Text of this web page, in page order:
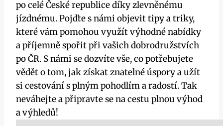
po celé České republice díky zlevněnému
jízdnému. Pojďte s námi objevit tipy a triky,
které vám pomohou využít výhodné nabídky
a příjemně spořit při vašich dobrodružstvích
po ČR. S námi se dozvíte vše, co potřebujete
vědět o tom, jak získat znatelné úspory a užít
si cestování s plným pohodlím a radostí. Tak
neváhejte a připravte se na cestu plnou výhod
a výhledů!